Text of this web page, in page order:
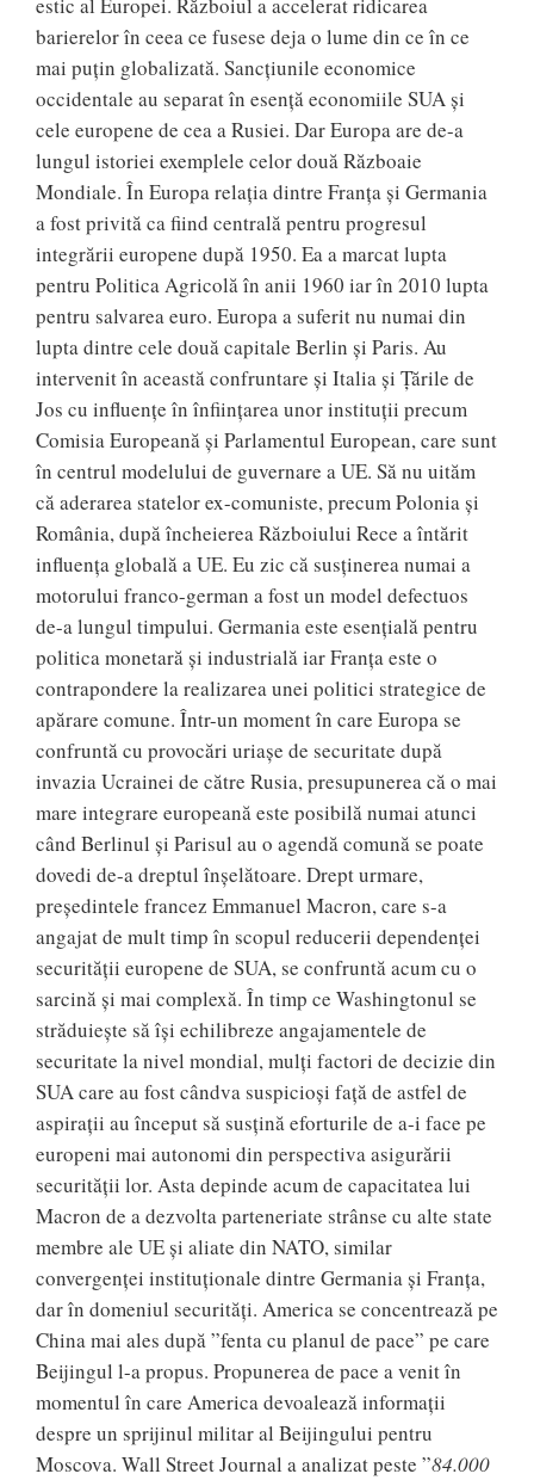
estic al Europei. Războiul a accelerat ridicarea
barierelor în ceea ce fusese deja o lume din ce în ce
mai puțin globalizată. Sancțiunile economice
occidentale au separat în esență economiile SUA și
cele europene de cea a Rusiei. Dar Europa are de-a
lungul istoriei exemplele celor două Războaie
Mondiale. În Europa relația dintre Franța și Germania
a fost privită ca fiind centrală pentru progresul
integrării europene după 1950. Ea a marcat lupta
pentru Politica Agricolă în anii 1960 iar în 2010 lupta
pentru salvarea euro. Europa a suferit nu numai din
lupta dintre cele două capitale Berlin și Paris. Au
intervenit în această confruntare și Italia și Țările de
Jos cu influențe în înființarea unor instituții precum
Comisia Europeană și Parlamentul European, care sunt
în centrul modelului de guvernare a UE. Să nu uităm
că aderarea statelor ex-comuniste, precum Polonia și
România, după încheierea Războiului Rece a întărit
influența globală a UE. Eu zic că susținerea numai a
motorului franco-german a fost un model defectuos
de-a lungul timpului. Germania este esențială pentru
politica monetară și industrială iar Franța este o
contrapondere la realizarea unei politici strategice de
apărare comune. Într-un moment în care Europa se
confruntă cu provocări uriașe de securitate după
invazia Ucrainei de către Rusia, presupunerea că o mai
mare integrare europeană este posibilă numai atunci
când Berlinul și Parisul au o agendă comună se poate
dovedi de-a dreptul înșelătoare. Drept urmare,
președintele francez Emmanuel Macron, care s-a
angajat de mult timp în scopul reducerii dependenței
securității europene de SUA, se confruntă acum cu o
sarcină și mai complexă. În timp ce Washingtonul se
străduiește să își echilibreze angajamentele de
securitate la nivel mondial, mulți factori de decizie din
SUA care au fost cândva suspicioși față de astfel de
aspirații au început să susțină eforturile de a-i face pe
europeni mai autonomi din perspectiva asigurării
securității lor. Asta depinde acum de capacitatea lui
Macron de a dezvolta parteneriate strânse cu alte state
membre ale UE și aliate din NATO, similar
convergenței instituționale dintre Germania și Franța,
dar în domeniul securități. America se concentrează pe
China mai ales după ”fenta cu planul de pace” pe care
Beijingul l-a propus. Propunerea de pace a venit în
momentul în care America devoalează informații
despre un sprijinul militar al Beijingului pentru
Moscova. Wall Street Journal a analizat peste ”84.000